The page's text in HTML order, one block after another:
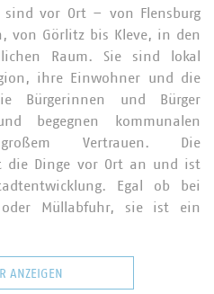
sind vor Ort – von Flensburg
von Görlitz bis Kleve, in den
Raum. Sie sind lokal
ihre Einwohner und die
Bürgerinnen und Bürger
begegnen kommunalen
Vertrauen. Die
die Dinge vor Ort an und ist
Egal ob bei
oder Müllabfuhr, sie ist ein
ANZEIGEN